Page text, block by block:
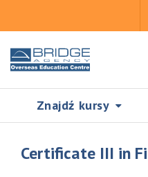
Znajdź kursy
Certificate III in